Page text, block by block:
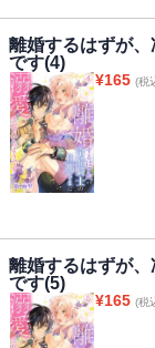
離婚するはずが
です(4)
¥165 (税
離婚するはずが
です(5)
¥165 (税